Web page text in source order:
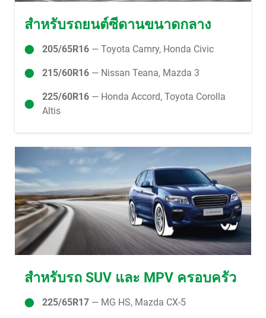
สำหรับรถยนต์ซีดานขนาดกลาง
205/65R16 — Toyota Camry, Honda Civic
215/60R16 — Nissan Teana, Mazda 3
225/60R16 — Honda Accord, Toyota Corolla
Altis
สำหรับรถ SUV และ MPV ครอบครัว
225/65R17 — MG HS, Mazda CX-5